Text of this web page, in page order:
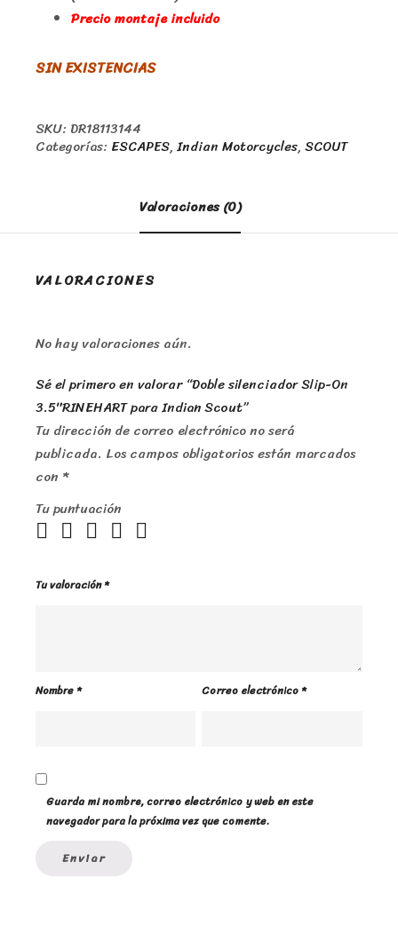
Precio montaje incluido
SIN EXISTENCIAS
SKU: DR18113144
Categorías: ESCAPES,Indian Motorcycles,SCOUT
Valoraciones (0)
VALORACIONES
No hay valoraciones aún.
Sé el primero en valorar “Doble silenciador Slip-On
3.5″RINEHART para Indian Scout”
Tu dirección de correo electrónico no será
publicada. Los campos obligatorios están marcados
con *
Tu puntuación
Tu valoración*
Nombre* Correo electrónico*
Guarda mi nombre, correo electrónico y web en este
navegador para la próxima vez que comente.